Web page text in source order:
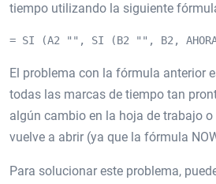
tiempo utilizando la siguiente
= SI (A2 "", SI (B2 "", B2,
El problema con la fórmula anterior
todas las marcas de tiempo tan
algún cambio en la hoja de trabajo
vuelve a abrir (ya que la fórmula
Para solucionar este problema,